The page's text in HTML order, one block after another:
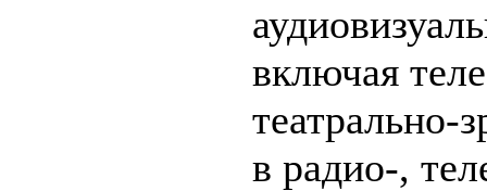
включая
театрально-
в радио-,